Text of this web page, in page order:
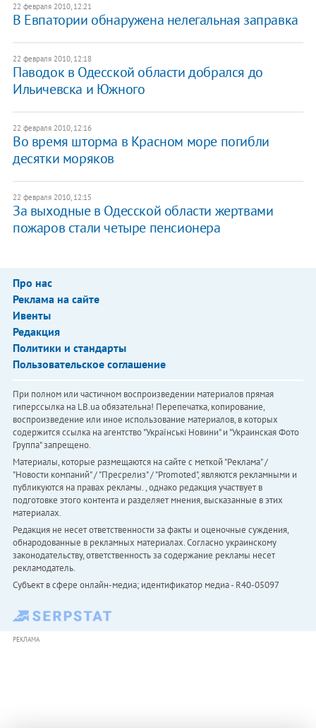
22 февраля 2010, 12:21
В Евпатории обнаружена нелегальная заправка
22 февраля 2010, 12:18
Паводок в Одесской области добрался до
Ильичевска и Южного
22 февраля 2010, 12:16
Во время шторма в Красном море погибли
десятки моряков
22 февраля 2010, 12:15
За выходные в Одесской области жертвами
пожаров стали четыре пенсионера
Про нас
Реклама на сайте
Ивенты
Редакция
Политики и стандарты
Пользовательское соглашение
При полном или частичном воспроизведении материалов прямая
гиперссылка на LB.ua обязательна! Перепечатка, копирование,
воспроизведение или иное использование материалов, в которых
содержится ссылка на агентство "Українськi Новини" и "Украинская Фото
Группа" запрещено.
Материалы, которые размещаются на сайте с меткой "Реклама" /
"Новости компаний" / "Пресрелиз" / "Promoted", являются рекламными и
публикуются на правах рекламы. , однако редакция участвует в
подготовке этого контента и разделяет мнения, высказанные в этих
материалах.
Редакция не несет ответственности за факты и оценочные суждения,
обнародованные в рекламных материалах. Согласно украинскому
законодательству, ответственность за содержание рекламы несет
рекламодатель.
Субъект в сфере онлайн-медиа; идентификатор медиа - R40-05097
РЕКЛАМА